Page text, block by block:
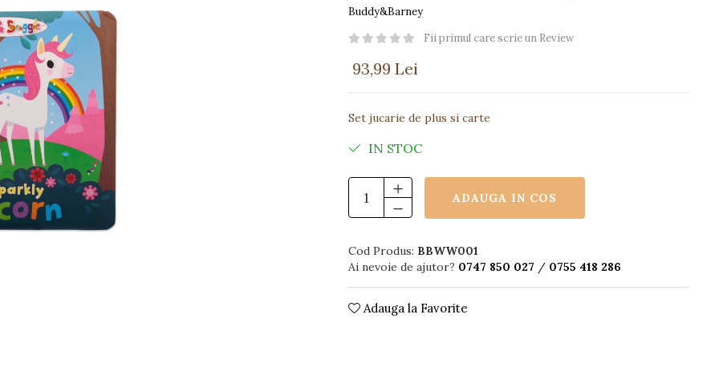
Buddy&Barney
Fii primul care scrie un Review
93,99 Lei
Set jucarie de plus si carte
IN STOC
ADAUGA IN COS
Cod Produs: BBWW001
Ai nevoie de ajutor? 0747 850 027 / 0755 418 286
Adauga la Favorite